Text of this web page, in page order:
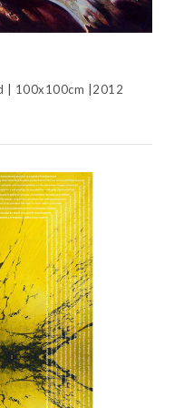
| 100x100cm |2012